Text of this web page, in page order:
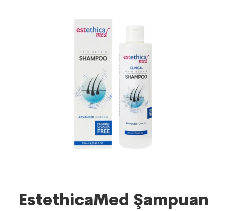
EstethicaMed Şampuan